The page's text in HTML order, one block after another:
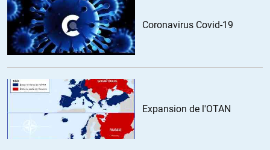
Coronavirus Covid-19
Expansion de l'OTAN